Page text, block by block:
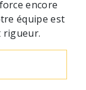
encore
équipe est
rigueur.